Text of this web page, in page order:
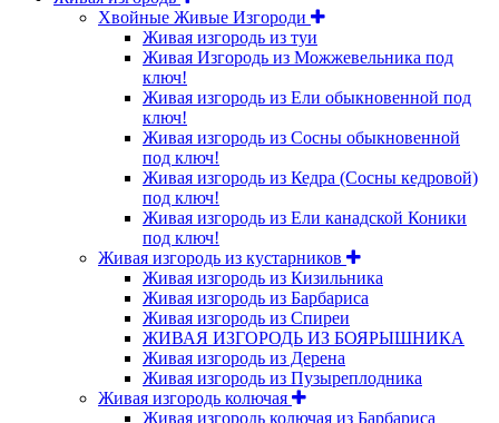
Хвойные Живые Изгороди
Живая изгородь из туи
Живая Изгородь из Можжевельника под
ключ!
Живая изгородь из Ели обыкновенной под
ключ!
Живая изгородь из Сосны обыкновенной
под ключ!
Живая изгородь из Кедра (Сосны кедровой)
под ключ!
Живая изгородь из Ели канадской Коники
под ключ!
Живая изгородь из кустарников
Живая изгородь из Кизильника
Живая изгородь из Барбариса
Живая изгородь из Спиреи
ЖИВАЯ ИЗГОРОДЬ ИЗ БОЯРЫШНИКА
Живая изгородь из Дерена
Живая изгородь из Пузыреплодника
Живая изгородь колючая
Живая изгородь колючая из Барбариса